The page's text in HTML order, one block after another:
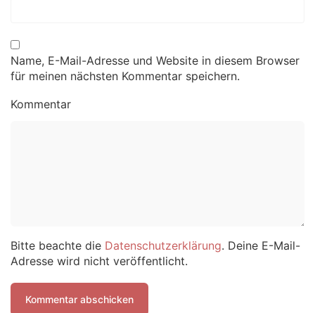
Name, E-Mail-Adresse und Website in diesem Browser
für meinen nächsten Kommentar speichern.
Kommentar
Bitte beachte die Datenschutzerklärung. Deine E-Mail-
Adresse wird nicht veröffentlicht.